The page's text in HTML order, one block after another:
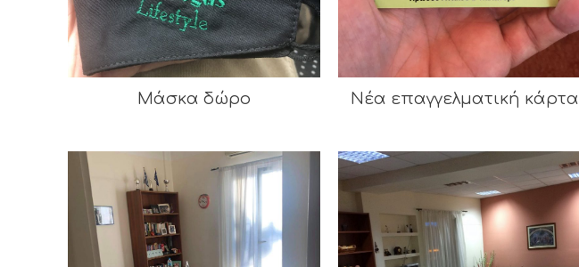
Μάσκα δώρο Νέα επαγγελματική κάρτα